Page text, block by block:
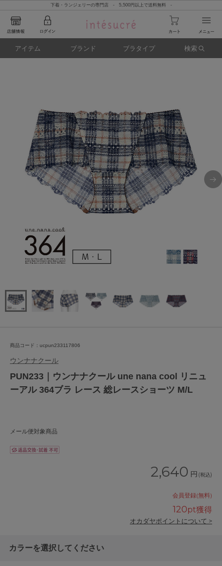
下着・ランジェリーの専門店 - 5,500円以上で送料無料 -
アイテム ブランド ブラタイプ 検索
商品コード：ucpun233117806
ウンナナクール
PUN233｜ウンナナクール une nana cool リニュ
ーアル 364ブラ レース 総レースショーツ M/L
メール便対象商品
2,640 円 (税込)
会員登録(無料)
120pt獲得
オカダヤポイントについて >
カラーを選択してください